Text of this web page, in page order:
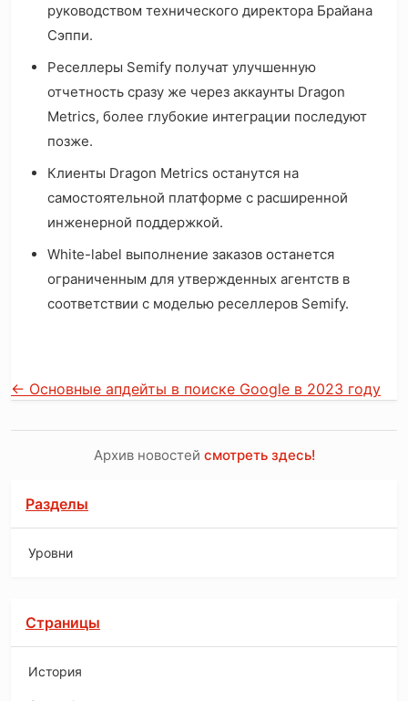
руководством технического директора Брайана
Сэппи.
Реселлеры Semify получат улучшенную
отчетность сразу же через аккаунты Dragon
Metrics, более глубокие интеграции последуют
позже.
Клиенты Dragon Metrics останутся на
самостоятельной платформе с расширенной
инженерной поддержкой.
White-label выполнение заказов останется
ограниченным для утвержденных агентств в
соответствии с моделью реселлеров Semify.
← Основные апдейты в поиске Google в 2023 году
Архив новостей смотреть здесь!
Разделы
Уровни
Страницы
История